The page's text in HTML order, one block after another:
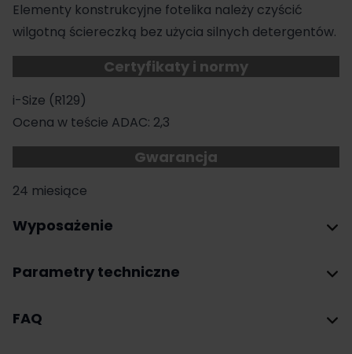
Elementy konstrukcyjne fotelika należy czyścić
wilgotną ściereczką bez użycia silnych detergentów.
Certyfikaty i normy
i-Size (R129)
Ocena w teście ADAC: 2,3
Gwarancja
24 miesiące
Wyposażenie
Parametry techniczne
FAQ